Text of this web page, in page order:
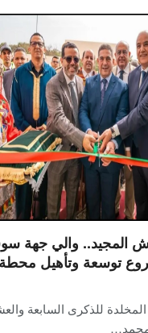
المجيد.. والي جهة
توسعة وتأهيل محطة
للذكرى السابعة
محمد…